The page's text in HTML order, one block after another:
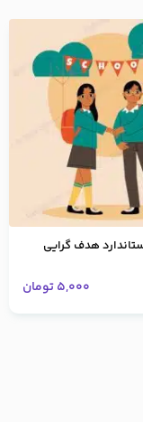
هدف گرایی
5,000تومان